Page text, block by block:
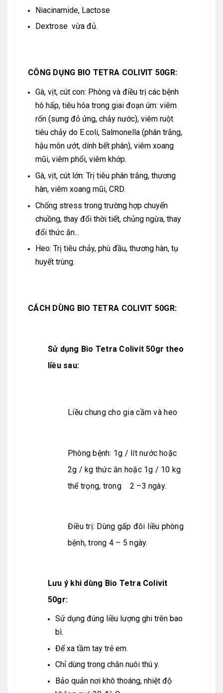
Niacinamide, Lactose
Dextrose vừa đủ.
CÔNG DỤNG BIO TETRA COLIVIT 50GR:
Gà, vịt, cút con: Phòng và điều trị các bệnh
hô hấp, tiêu hóa trong giai đoạn úm: viêm
rốn (sưng đỏ ửng, chảy nước), viêm ruột
tiêu chảy do E.coli, Salmonella (phân trắng,
hậu môn ướt, dính bết phân), viêm xoang
mũi, viêm phổi, viêm khớp.
Gà, vịt, cút lớn: Trị tiêu phân trắng, thương
hàn, viêm xoang mũi, CRD.
Chống stress trong trường hợp chuyển
chuồng, thay đổi thời tiết, chủng ngừa, thay
đổi thức ăn...
Heo: Trị tiêu chảy, phù đầu, thương hàn, tụ
huyết trùng.
CÁCH DÙNG BIO TETRA COLIVIT 50GR:
Sử dụng Bio Tetra Colivit 50gr theo
liều sau:
Liều chung cho gia cầm và heo
Phòng bệnh: 1g / lít nước hoặc
2g / kg thức ăn hoặc 1g / 10 kg
thể trọng, trong 2 –3 ngày.
Điều trị: Dùng gấp đôi liều phòng
bệnh, trong 4 – 5 ngày.
Lưu ý khi dùng Bio Tetra Colivit
50gr:
Sử dụng đúng liều lượng ghi trên bao
bì.
Để xa tầm tay trẻ em.
Chỉ dùng trong chăn nuôi thú y.
Bảo quản nơi khô thoáng, nhiệt độ